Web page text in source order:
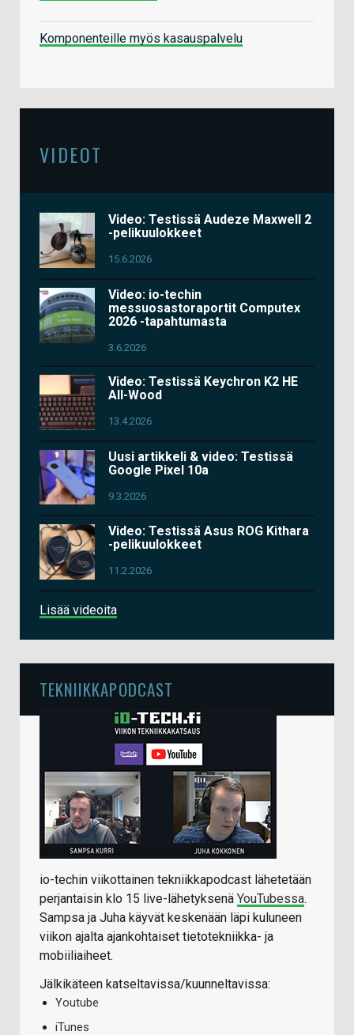
Komponenteille myös kasauspalvelu
VIDEOT
Video: Testissä Audeze Maxwell 2
-pelikuulokkeet
15.6.2026
Video: io-techin
messuosastoraportit Computex
2026 -tapahtumasta
3.6.2026
Video: Testissä Keychron K2 HE
All-Wood
13.4.2026
Uusi artikkeli & video: Testissä
Google Pixel 10a
9.3.2026
Video: Testissä Asus ROG Kithara
-pelikuulokkeet
11.2.2026
Lisää videoita
TEKNIIKKAPODCAST
io-techin viikottainen tekniikkapodcast lähetetään
perjantaisin klo 15 live-lähetyksenä YouTubessa.
Sampsa ja Juha käyvät keskenään läpi kuluneen
viikon ajalta ajankohtaiset tietotekniikka- ja
mobiiliaiheet.
Jälkikäteen katseltavissa/kuunneltavissa:
Youtube
iTunes